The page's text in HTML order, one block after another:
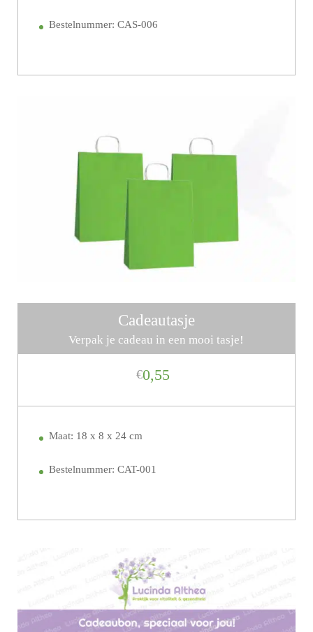
Bestelnummer: CAS-006
Cadeautasje
Verpak je cadeau in een mooi tasje!
€0,55
Maat: 18 x 8 x 24 cm
Bestelnummer: CAT-001